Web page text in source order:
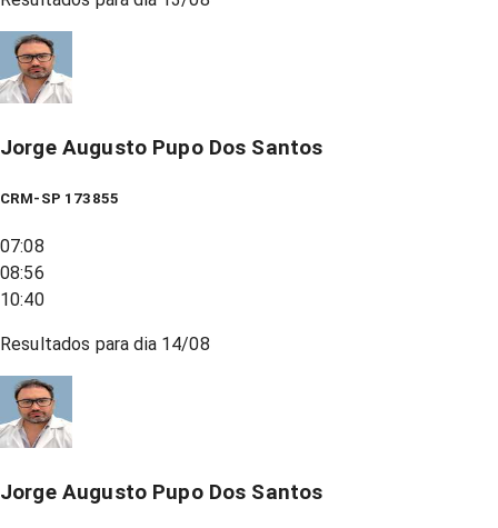
Jorge Augusto Pupo Dos Santos
CRM-SP 173855
07:08
08:56
10:40
Resultados para dia 14/08
Jorge Augusto Pupo Dos Santos